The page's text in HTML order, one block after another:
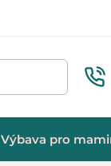
Výbava pro